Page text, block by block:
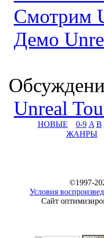
Смотрим
Демо
Unreal
НОВЫЕ 0-9 A B
ЖАНРЫ
©1997-
Условия
Сайт